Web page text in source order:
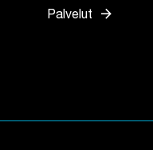
Palvelut arrow_forward